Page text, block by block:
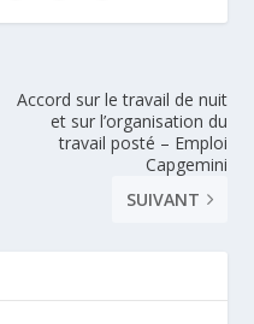
Accord sur le travail de nuit
et sur l’organisation du
travail posté – Emploi
Capgemini
SUIVANT